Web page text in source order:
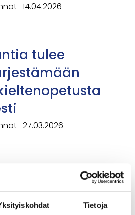
Tietoja
14.04.2026
tulee
27.03.2026
05.02.2026